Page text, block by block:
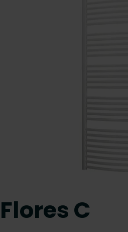
Flores C